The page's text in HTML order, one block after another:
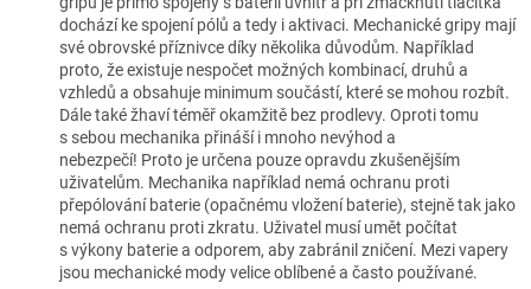
dochází ke spojení pólů a tedy i aktivaci. Mechanické gripy mají
své obrovské příznivce díky několika důvodům. Například
proto, že existuje nespočet možných kombinací, druhů a
vzhledů a obsahuje minimum součástí, které se mohou rozbít.
Dále také žhaví téměř okamžitě bez prodlevy. Oproti tomu
s sebou mechanika přináší i mnoho nevýhod a
nebezpečí! Proto je určena pouze opravdu zkušenějším
uživatelům. Mechanika například nemá ochranu proti
přepólování baterie (opačnému vložení baterie), stejně tak jako
nemá ochranu proti zkratu. Uživatel musí umět počítat
s výkony baterie a odporem, aby zabránil zničení. Mezi vapery
jsou mechanické mody velice oblíbené a často používané.